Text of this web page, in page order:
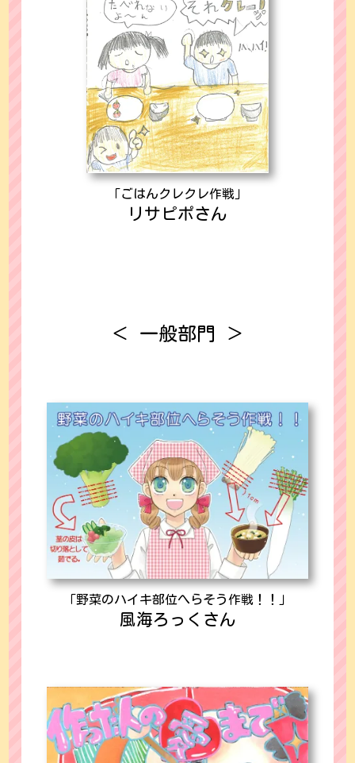
「ごはんクレクレ作戦」
リサピポさん
＜ 一般部門 ＞
「野菜のハイキ部位へらそう作戦！！」
風海ろっくさん